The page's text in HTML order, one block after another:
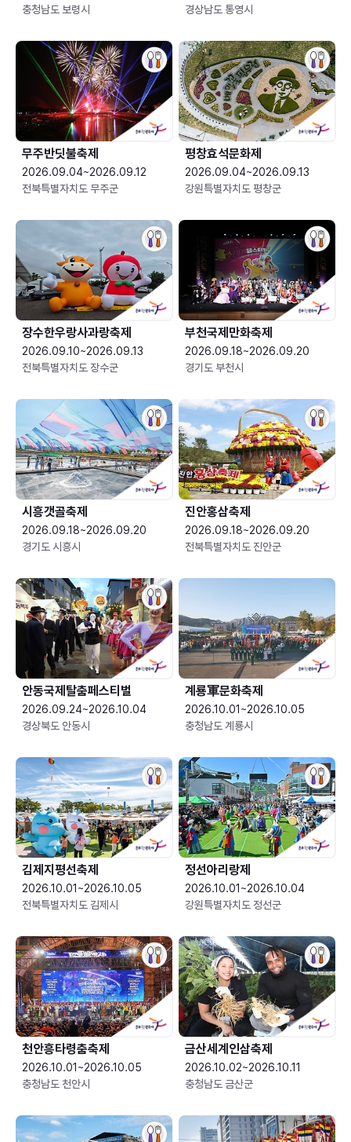
충청남도 보령시
경상남도 통영시
무주반딧불축제
2026.09.04~2026.09.12
전북특별자치도 무주군
평창효석문화제
2026.09.04~2026.09.13
강원특별자치도 평창군
장수한우랑사과랑축제
2026.09.10~2026.09.13
전북특별자치도 장수군
부천국제만화축제
2026.09.18~2026.09.20
경기도 부천시
시흥갯골축제
2026.09.18~2026.09.20
경기도 시흥시
진안홍삼축제
2026.09.18~2026.09.20
전북특별자치도 진안군
안동국제탈춤페스티벌
2026.09.24~2026.10.04
경상북도 안동시
2026.10.01~2026.10.05
충청남도 계룡시
김제지평선축제
2026.10.01~2026.10.05
전북특별자치도 김제시
정선아리랑제
2026.10.01~2026.10.04
강원특별자치도 정선군
천안흥타령춤축제
2026.10.01~2026.10.05
충청남도 천안시
금산세계인삼축제
2026.10.02~2026.10.11
충청남도 금산군